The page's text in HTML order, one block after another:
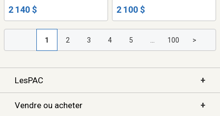
2 140 $ 2 100 $
1 2 3 4 5 100 >
LesPAC +
Vendre ou acheter +